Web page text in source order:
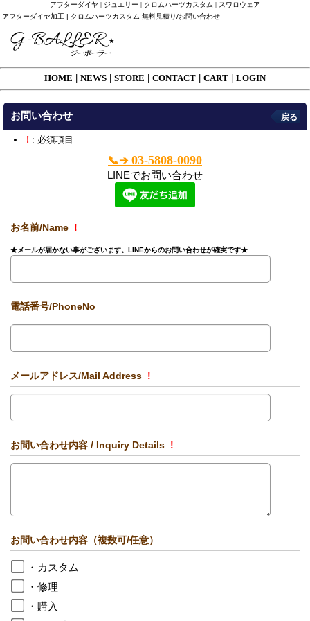
アフターダイヤ | ジュエリー | クロムハーツカスタム | スワロウェア
アフターダイヤ加工 | クロムハーツカスタム 無料見積り/お問い合わせ
HOME NEWS STORE CONTACT CART LOGIN
お問い合わせ 戻る
! : 必須項目
📞➔03-5808-0090
LINEでお問い合わせ
お名前/Name !
★メールが届かない事がございます。LINEからのお問い合わせが確実です★
電話番号/PhoneNo
メールアドレス/Mail Address !
お問い合わせ内容 / Inquiry Details !
お問い合わせ内容（複数可/任意）
・カスタム
・修理
・購入